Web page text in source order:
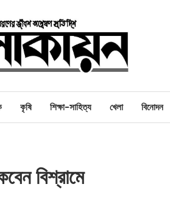
কৃষি শিক্ষা-সাহিত্য খেলা বিনোদন
বিশ্রামে